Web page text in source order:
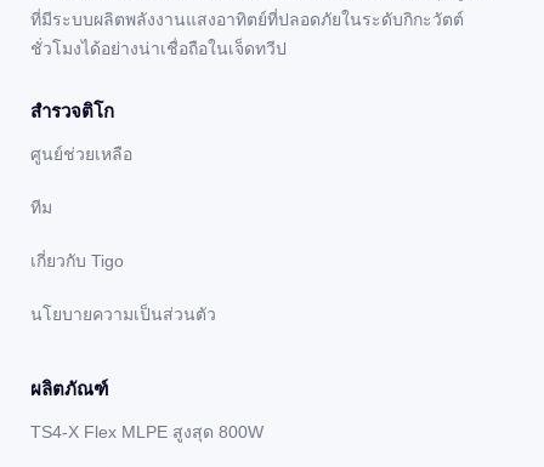
ที่มีระบบผลิตพลังงานแสงอาทิตย์ที่ปลอดภัยในระดับกิกะวัตต์
ชั่วโมงได้อย่างน่าเชื่อถือในเจ็ดทวีป
สํารวจติโก
ศูนย์ช่วยเหลือ
ทีม
เกี่ยวกับ Tigo
นโยบายความเป็นส่วนตัว
ผลิตภัณฑ์
TS4-X Flex MLPE สูงสุด 800W